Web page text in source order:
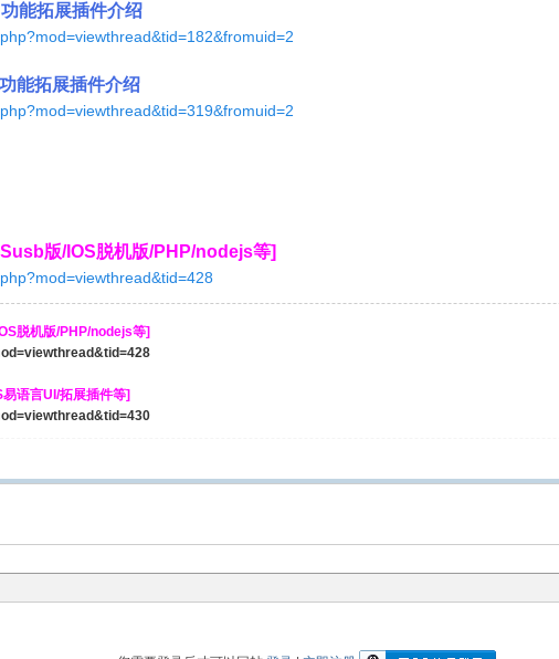
能拓展插件介绍
能拓展插件介绍
版/IOS脱机版/PHP/nodejs等]
脱机版/PHP/nodejs等]
语言UI/拓展插件等]